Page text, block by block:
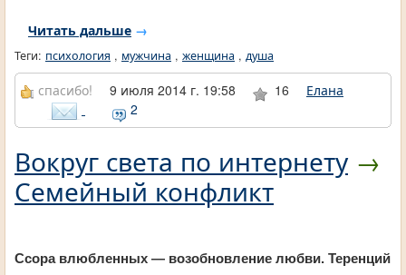
Читать дальше →
Теги: психология , мужчина , женщина , душа
спасибо! 9 июля 2014 г. 19:58 16
Елана
2
Вокруг света по интернету→
Семейный конфликт
Ссора влюбленных — возобновление любви. Теренций